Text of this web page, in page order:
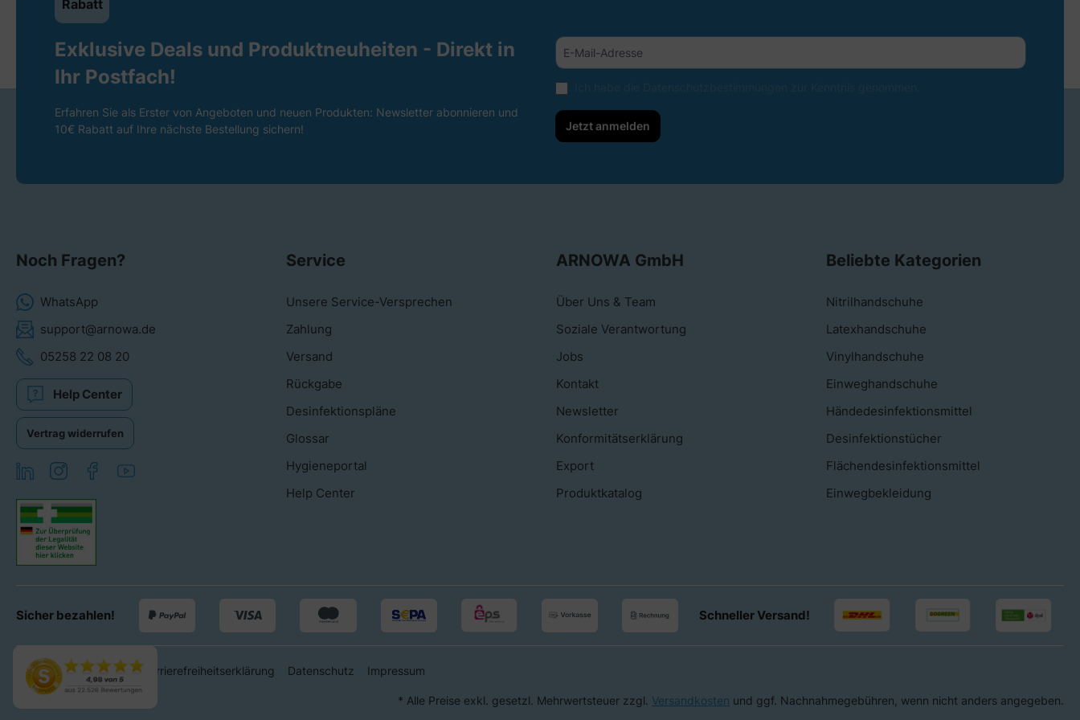
Rabatt
Exklusive Deals und Produktneuheiten - Direkt in
Ihr Postfach!
Erfahren Sie als Erster von Angeboten und neuen Produkten: Newsletter abonnieren und
10€ Rabatt auf Ihre nächste Bestellung sichern!
Jetzt anmelden
Noch Fragen?
WhatsApp
support@arnowa.de
05258 22 08 20
Help Center
Vertrag widerrufen
Service
Unsere Service-Versprechen
Zahlung
Versand
Rückgabe
Desinfektionspläne
Glossar
Hygieneportal
Help Center
ARNOWA GmbH
Über Uns & Team
Soziale Verantwortung
Jobs
Kontakt
Newsletter
Konformitätserklärung
Export
Produktkatalog
Beliebte Kategorien
Nitrilhandschuhe
Latexhandschuhe
Vinylhandschuhe
Einweghandschuhe
Händedesinfektionsmittel
Desinfektionstücher
Flächendesinfektionsmittel
Einwegbekleidung
Sicher bezahlen! Schneller Versand!
Widerrufsrecht AGB Barrierefreiheitserklärung Datenschutz Impressum
* Alle Preise exkl. gesetzl. Mehrwertsteuer zzgl. Versandkosten und ggf. Nachnahmegebühren, wenn nicht anders angegeben.